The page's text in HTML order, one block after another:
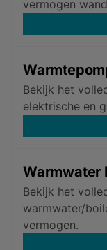
vermogen
Bekijk het
elektrische en
Warmwater
Bekijk het
warmwater/
vermogen.